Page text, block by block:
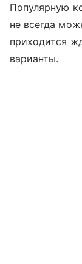
Популярную
не всегда
приходится
варианты.